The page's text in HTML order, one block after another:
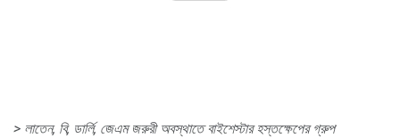
> লাতেন, বি, ডার্লি, জেএম জরুরী অবস্থাতে বাইশেস্টার হস্তক্ষেপের গ্রুপ